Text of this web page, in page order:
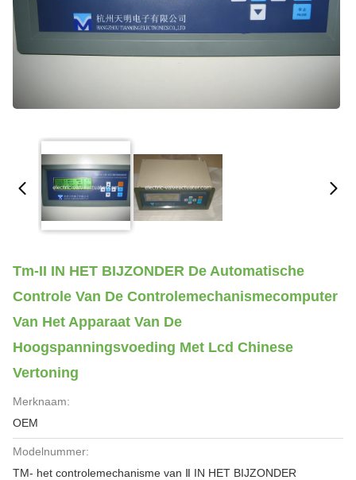
Tm-II IN HET BIJZONDER De Automatische
Controle Van De Controlemechanismecomputer
Van Het Apparaat Van De
Hoogspanningsvoeding Met Lcd Chinese
Vertoning
Merknaam:
OEM
Modelnummer:
TM- het controlemechanisme van Ⅱ IN HET BIJZONDER